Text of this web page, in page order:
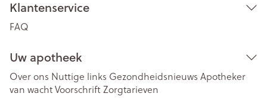
Klantenservice
FAQ
Uw apotheek
Over ons Nuttige links Gezondheidsnieuws Apotheker
van wachtVoorschriftZorgtarieven